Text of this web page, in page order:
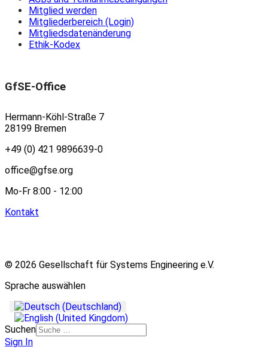
Mitglied werden
Mitgliederbereich (Login)
Mitgliedsdatenänderung
Ethik-Kodex
GfSE-Office
Hermann-Köhl-Straße 7
28199 Bremen
+49 (0) 421 9896639-0
office@gfse.org
Mo-Fr 8:00 - 12:00
Kontakt
© 2026 Gesellschaft für Systems Engineering e.V.
Sprache auswählen
Suchen
Sign In